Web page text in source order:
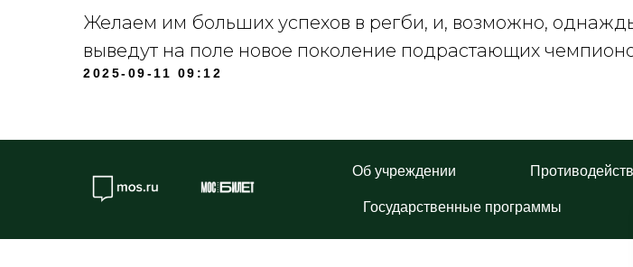
Желаем им больших успехов в регби, и, возможно,
выведут на поле новое поколение подрастающих
2025-09-11 09:12
Об учреждении
Государственные программы